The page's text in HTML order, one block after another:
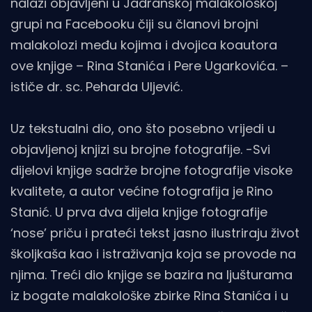
grupi na Facebooku čiji su članovi brojni
malakolozi među kojima i dvojica koautora
ove knjige – Rina Stanića i Pere Ugarkovića. –
ističe dr. sc. Peharda Uljević.
Uz tekstualni dio, ono što posebno vrijedi u
objavljenoj knjizi su brojne fotografije. -Svi
dijelovi knjige sadrže brojne fotografije visoke
kvalitete, a autor većine fotografija je Rino
Stanić. U prva dva dijela knjige fotografije
‘nose’ priču i prateći tekst jasno ilustriraju život
školjkaša kao i istraživanja koja se provode na
njima. Treći dio knjige se bazira na ljušturama
iz bogate malakološke zbirke Rina Stanića i u